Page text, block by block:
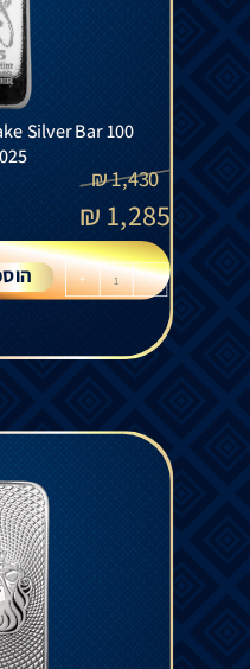
Silver Bar 100
1,430
₪
1,285
₪
-
+